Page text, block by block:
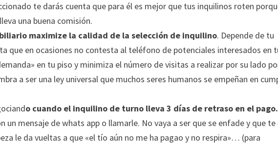
te darás cuenta que para él es mejor que tus inquilinos roten
una buena comisión.
maximize la calidad de la selección de inquilino. Depende de tu
que en ocasiones no contesta al teléfono de potenciales interesados en
en tu piso y minimiza el número de visitas a realizar por su lado
a ser una ley universal que muchos seres humanos se empeñan en
o cuando el inquilino de turno lleva 3 días de retraso en el pago.
un mensaje de whats app o llamarle. No vaya a ser que se enfade y que te
le da vueltas a que «el tío aún no me ha pagao y no respira»… (para